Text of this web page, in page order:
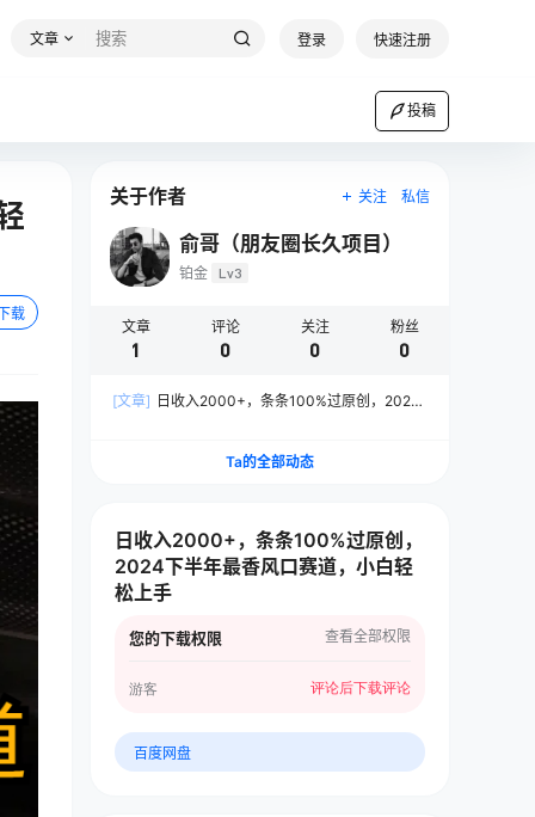
文章 登录 快速注册
投稿
载
关于作者 关注 私信
俞哥（朋友圈长久项目）
铂金 Lv3
文章
1
评论
0
关注
0
粉丝
0
[文章] 日收入2000+，条条100%过原创，2024
Ta的全部动态
日收入2000+，条条100%过原创，
2024下半年最香风口赛道，小白轻
松上手
您的下载权限 查看全部权限
游客 评论后下载评论
百度网盘